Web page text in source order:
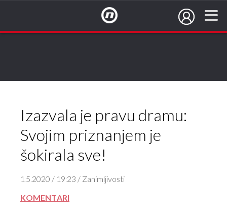
Izazvala je pravu dramu:
Svojim priznanjem je
šokirala sve!
1.5.2020 / 19:23 / Zanimljivosti
KOMENTARI